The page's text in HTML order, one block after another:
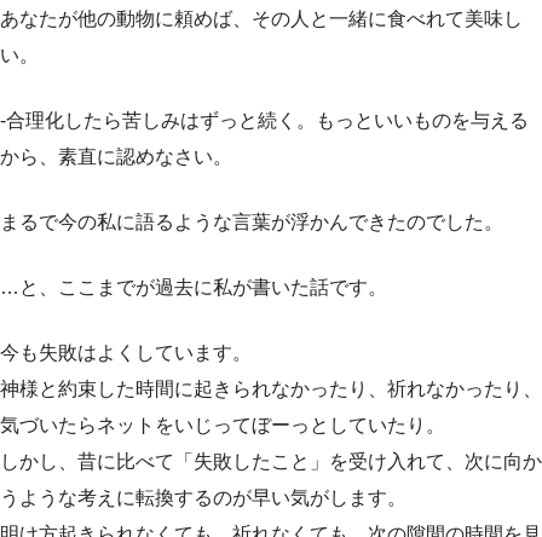
あなたが他の動物に頼めば、その人と一緒に食べれて美味し
い。
-合理化したら苦しみはずっと続く。もっといいものを与える
から、素直に認めなさい。
まるで今の私に語るような言葉が浮かんできたのでした。
…と、ここまでが過去に私が書いた話です。
今も失敗はよくしています。
神様と約束した時間に起きられなかったり、祈れなかったり、
気づいたらネットをいじってぼーっとしていたり。
しかし、昔に比べて「失敗したこと」を受け入れて、次に向か
うような考えに転換するのが早い気がします。